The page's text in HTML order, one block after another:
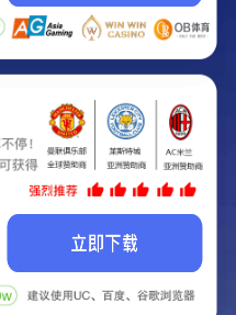
线啦...
在建设.
的网站.